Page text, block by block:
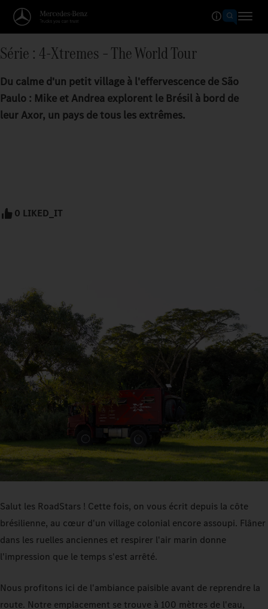
Série : 4-Xtremes – The World Tour
Du calme d'un petit village à l'effervescence de São
Paulo : Mike et Andrea explorent le Brésil à bord de
leur Axor, un pays de tous les extrêmes.
0 LIKED_IT
Salut les RoadStars ! Cette fois, on vous écrit depuis la côte
brésilienne, au cœur d'un village colonial encore assoupi. Flâner
dans les ruelles anciennes et respirer l'air marin donne
l'impression que le temps s'est arrêté.
Nous profitons ici de l'ambiance paisible avant de reprendre la
route. Notre emplacement se trouve à 100 mètres de l'eau,